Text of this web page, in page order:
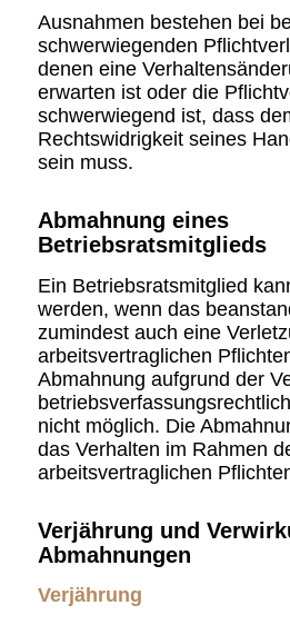
Ausnahmen bestehen bei
schwerwiegenden
denen eine
erwarten ist oder die
schwerwiegend ist, dass
Rechtswidrigkeit seines
sein muss.
Abmahnung eines
Betriebsratsmitglieds
Ein Betriebsratsmitglied
werden, wenn das
zumindest auch eine
arbeitsvertraglichen
Abmahnung aufgrund der
nicht möglich. Die
das Verhalten im Rahmen
arbeitsvertraglichen
Verjährung und
Abmahnungen
Verjährung